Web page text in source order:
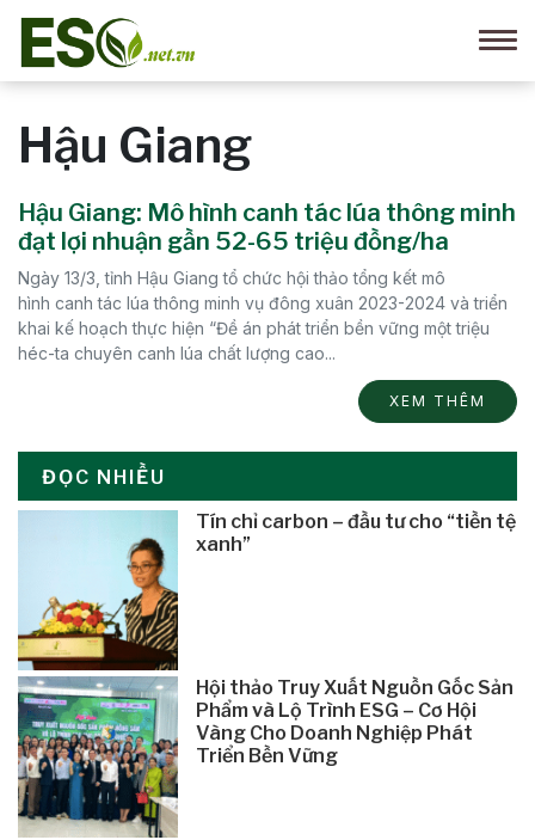
Hậu Giang
Hậu Giang: Mô hình canh tác lúa thông minh
đạt lợi nhuận gần 52-65 triệu đồng/ha
Ngày 13/3, tỉnh Hậu Giang tổ chức hội thảo tổng kết mô
hình canh tác lúa thông minh vụ đông xuân 2023-2024 và triển
khai kế hoạch thực hiện “Đề án phát triển bền vững một triệu
héc-ta chuyên canh lúa chất lượng cao...
XEM THÊM
ĐỌC NHIỀU
Tín chỉ carbon – đầu tư cho “tiền tệ
xanh”
Hội thảo Truy Xuất Nguồn Gốc Sản
Phẩm và Lộ Trình ESG – Cơ Hội
Vàng Cho Doanh Nghiệp Phát
Triển Bền Vững